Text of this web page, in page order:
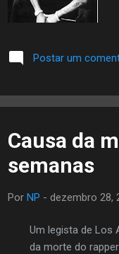
Postar um
Causa da
semanas
Por NP - dezembro 28,
Um legista de Los
da morte do